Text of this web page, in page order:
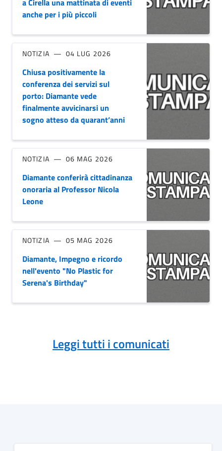
a Cirella una mattinata di eventi
anche per i più piccoli
NOTIZIA 04 LUG 2026
Chiusa positivamente la
conferenza dei servizi sul
porto: Diamante vede
finalmente avvicinarsi un
sogno atteso da quarant’anni
NOTIZIA 06 MAG 2026
Diamante conferirà cittadinanza
onoraria al Professor Nicola
Leone
NOTIZIA 05 MAG 2026
Diamante, Impegno e ricordo
nell'evento "No Plastic for
Serena's Birthday"
Leggi tutti i comunicati